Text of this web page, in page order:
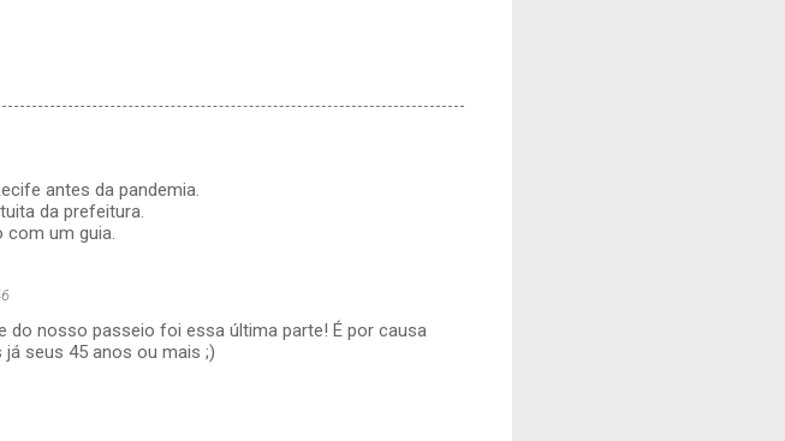
antes da pandemia.
da prefeitura.
um guia.
do nosso passeio foi essa última parte! É por causa
seus 45 anos ou mais ;)